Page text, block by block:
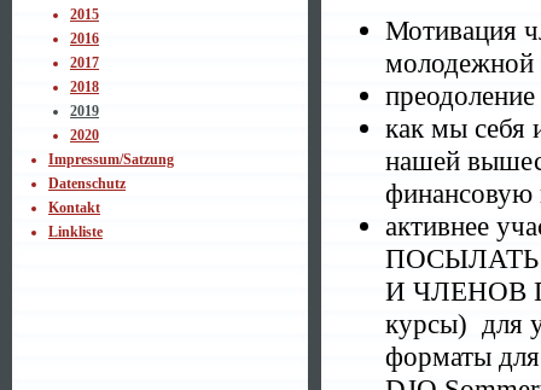
2015
2016
2017
2018
2019
2020
Impressum/Satzung
Datenschutz
Kontakt
Linkliste
Мотивация
молодежной
как мы себя
нашей
финансовую
активнее
И ЧЛЕНОВ
курсы) для
форматы